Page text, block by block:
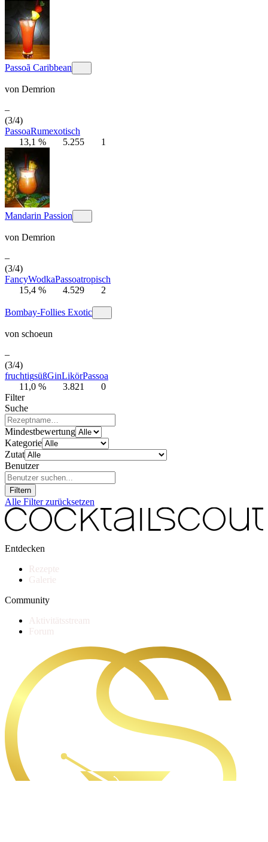
Passoã Caribbean
von Demrion
–
(3/4)
PassoaRumexotisch
13,1 %
5.255 1
Mandarin Passion
von Demrion
–
(3/4)
FancyWodkaPassoatropisch
15,4 %
4.529 2
Bombay-Follies Exotic
von schoeun
–
(3/4)
fruchtigsüßGinLikörPassoa
11,0 %
3.821
0
Filter
Suche
Mindestbewertung
Kategorie
Zutat
Benutzer
Filtern
Alle Filter zurücksetzen
Entdecken
Rezepte
Galerie
Community
Aktivitätsstream
Forum